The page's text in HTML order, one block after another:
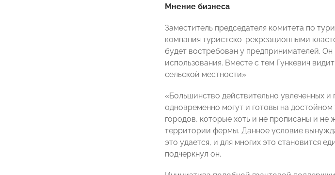
Мнение бизнеса
Заместитель председателя комитета по
компания туристско-рекреационными
будет востребован у предпринимателей.
использования. Вместе с тем Гункевич
сельской местности».
«Большинство действительно увлеченных
одновременно могут и готовы на
городов, которые хоть и не прописаны и не
территории фермы. Данное условие
это удается, и для многих это становится
подчеркнул он.